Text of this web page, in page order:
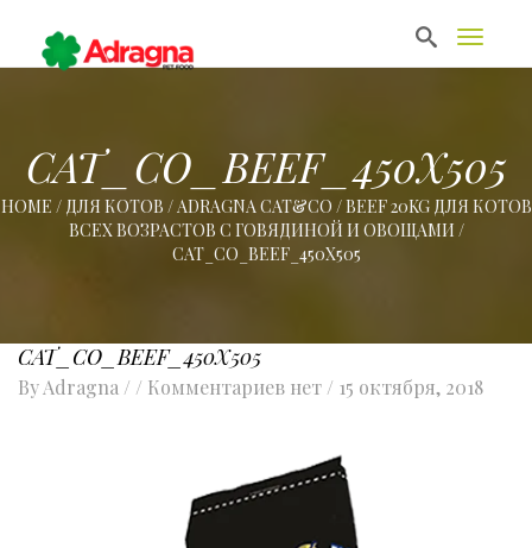
T
n
a
v
CAT_CO_BEEF_450X505
HOME / ДЛЯ КОТОВ /ADRAGNA CAT&CO /BEEF 20KG ДЛЯ КОТОВ
ВСЕХ ВОЗРАСТОВ C ГОВЯДИНОЙ И ОВОЩАМИ /
CAT_CO_BEEF_450X505
CAT_CO_BEEF_450X505
ByAdragna / / Комментариев нет / 15 октября, 2018